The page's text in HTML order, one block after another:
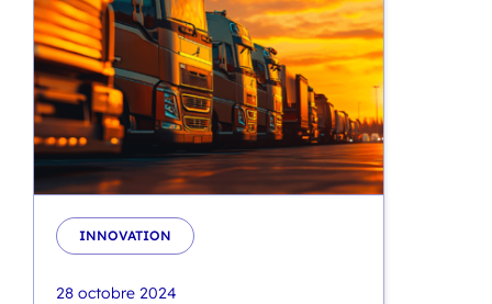
INNOVATION
28 octobre 2024